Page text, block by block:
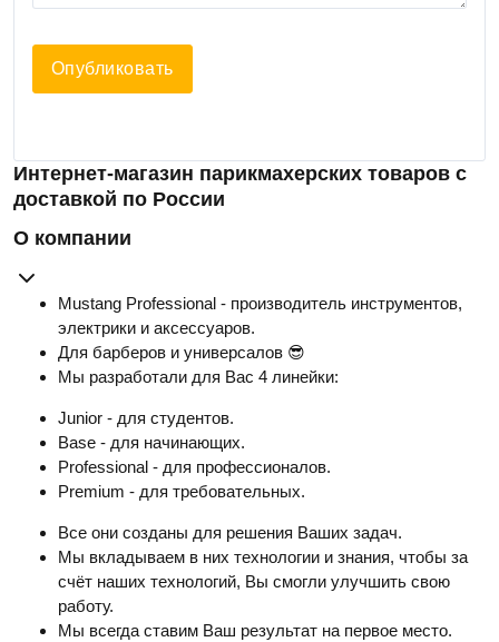
Опубликовать
Интернет-магазин парикмахерских товаров с
доставкой по России
О компании
Mustang Professional - производитель инструментов,
электрики и аксессуаров.
Для барберов и универсалов 😎
Мы разработали для Вас 4 линейки:
Junior - для студентов.
Base - для начинающих.
Professional - для профессионалов.
Premium - для требовательных.
Все они созданы для решения Ваших задач.
Мы вкладываем в них технологии и знания, чтобы за
счёт наших технологий, Вы смогли улучшить свою
работу.
Мы всегда ставим Ваш результат на первое место.